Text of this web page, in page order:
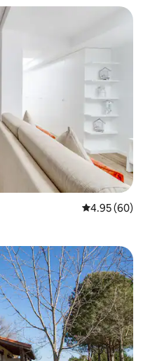
평점 4.95점(5
4.95 (60)